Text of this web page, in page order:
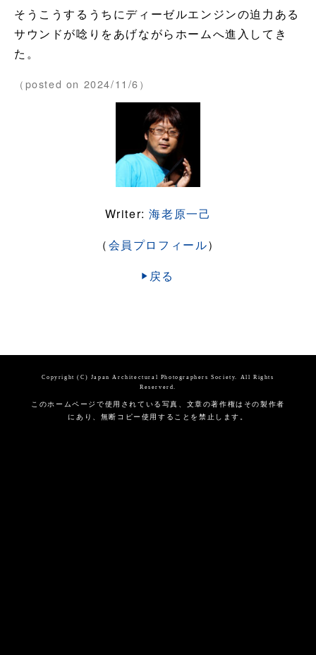
そうこうするうちにディーゼルエンジンの迫力ある
サウンドが唸りをあげながらホームへ進入してき
た。
（posted on 2024/11/6）
Writer:海老原一己
（会員プロフィール）
戻る
Copyright (C) Japan Architectural Photographers Society. All Rights
Reserverd.
このホームページで使用されている写真、文章の著作権はその製作者
にあり、無断コピー使用することを禁止します。